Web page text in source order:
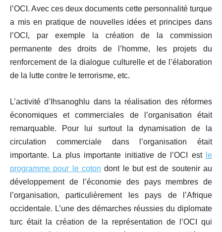
l’OCI. Avec ces deux documents cette personnalité turque
a mis en pratique de nouvelles idées et principes dans
l’OCI, par exemple la création de la commission
permanente des droits de l’homme, les projets du
renforcement de la dialogue culturelle et de l’élaboration
de la lutte contre le terrorisme, etc.
L’activité d’Ihsanoghlu dans la réalisation des réformes
économiques et commerciales de l’organisation était
remarquable. Pour lui surtout la dynamisation de la
circulation commerciale dans l’organisation était
importante. La plus importante initiative de l’OCI est le
programme pour le coton dont le but est de soutenir au
développement de l’économie des pays membres de
l’organisation, particulièrement les pays de l’Afrique
occidentale. L’une des démarches réussies du diplomate
turc était la création de la représentation de l’OCI qui